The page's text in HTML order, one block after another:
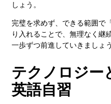
しょう。
完璧を求めず、できる範囲で
り入れることで、無理なく継
一歩ずつ前進していきましょう
テクノロジー
英語自習